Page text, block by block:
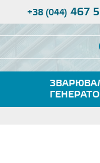
+38 (044) 467